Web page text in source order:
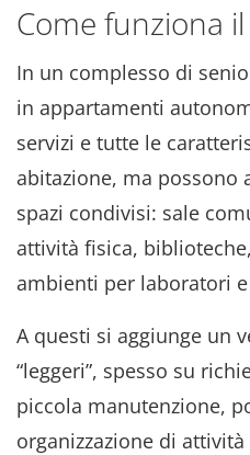
Come funziona
In un complesso di
in appartamenti
servizi e tutte le
abitazione, ma possono
spazi condivisi: sale
attività fisica,
ambienti per laboratori e
A questi si aggiunge un
“leggeri”, spesso su
piccola manutenzione,
organizzazione di